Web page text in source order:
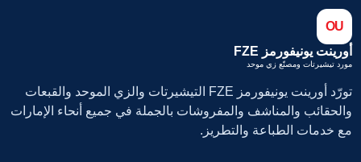
OU
أورينت يونيفورمز FZE
مورد تيشيرتات ومصنّع زي موحد
تورّد أورينت يونيفورمز FZE التيشيرتات والزي الموحد والقبعات
والحقائب والمناشف والمفروشات بالجملة في جميع أنحاء الإمارات
مع خدمات الطباعة والتطريز.